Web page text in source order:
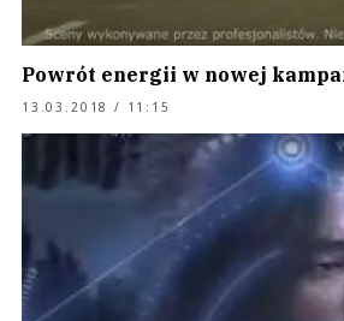
Powrót energii w nowej
13.03.2018 / 11:15